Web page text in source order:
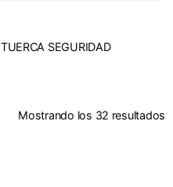
TUERCA SEGURIDAD
Mostrando los 32 resultados